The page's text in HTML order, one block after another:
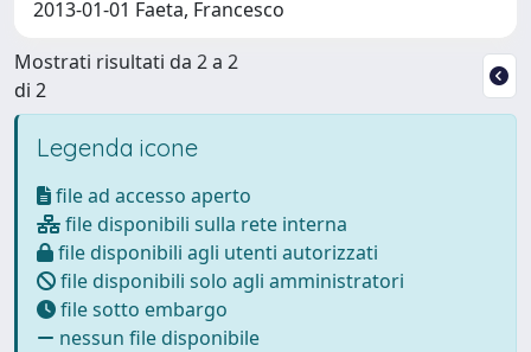
2013-01-01 Faeta, Francesco
Mostrati risultati da 2 a 2
di 2
Legenda icone
file ad accesso aperto
file disponibili sulla rete interna
file disponibili agli utenti autorizzati
file disponibili solo agli amministratori
file sotto embargo
nessun file disponibile